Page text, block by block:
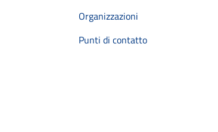
Organizzazioni
Punti di contatto